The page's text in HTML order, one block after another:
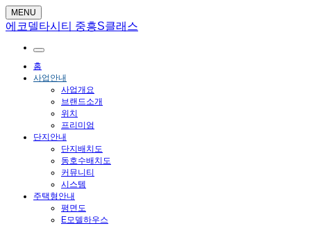
MENU
에코델타시티 중흥S클래스
홈
사업안내
사업개요
브랜드소개
위치
프리미엄
단지안내
단지배치도
동호수배치도
커뮤니티
시스템
주택형안내
평면도
E모델하우스